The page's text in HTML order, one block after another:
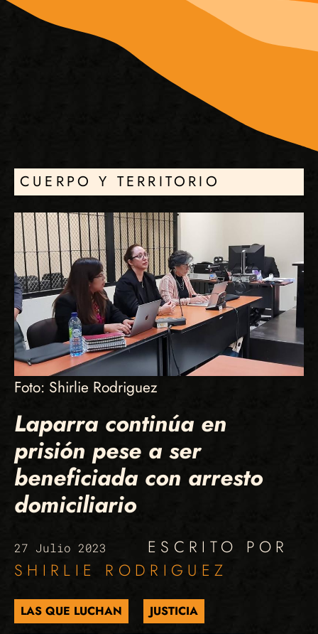
CUERPO Y TERRITORIO
Foto: Shirlie Rodriguez
Laparra continúa en
prisión pese a ser
beneficiada con arresto
domiciliario
27 Julio 2023
ESCRITO POR
SHIRLIE RODRIGUEZ
LAS QUE LUCHAN JUSTICIA